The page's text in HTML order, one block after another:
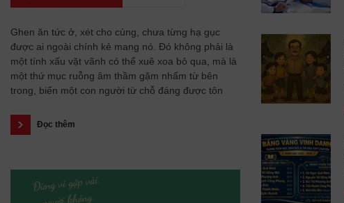
Ghen ăn tức ở, xét cho cùng, chưa từng hạ gục
được ai ngoài chính kẻ mang nó. Đó không phải là
một tính xấu vặt vãnh có thể xuê xoa bỏ qua, mà là
một thứ mục ruỗng âm thầm gặm nhấm từ bên
trong, biến một con người từ chỗ đáng được tôn
Đọc thêm